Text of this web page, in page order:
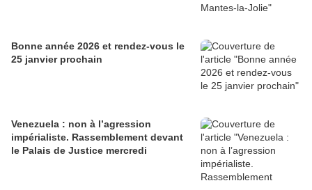
Bonne année 2026 et rendez-vous le
25 janvier prochain
Venezuela : non à l’agression
impérialiste. Rassemblement devant
le Palais de Justice mercredi